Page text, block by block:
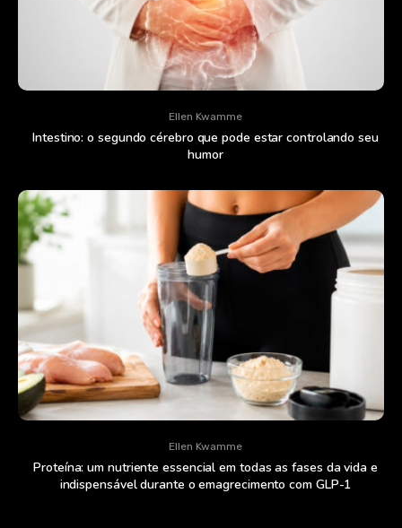
Ellen Kwamme
Intestino: o segundo cérebro que pode estar controlando seu
humor
Ellen Kwamme
Proteína: um nutriente essencial em todas as fases da vida e
indispensável durante o emagrecimento com GLP-1